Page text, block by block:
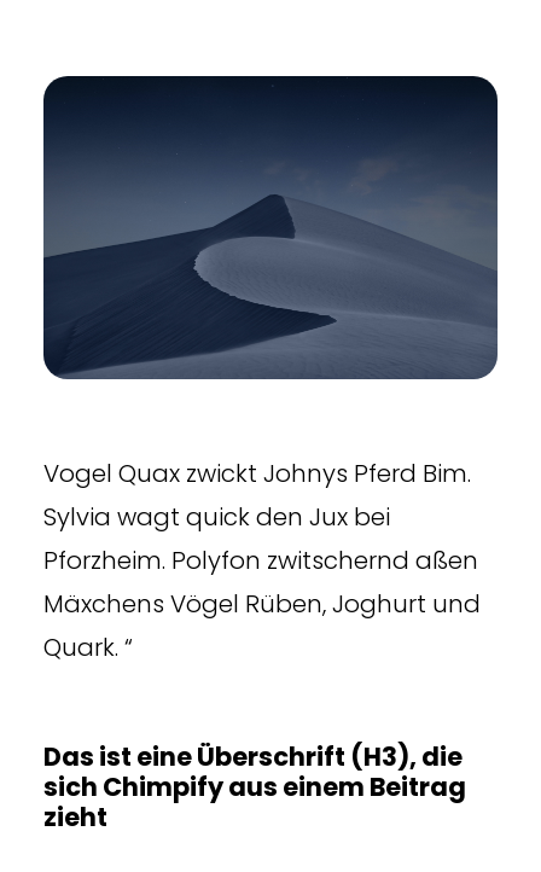
Vogel Quax zwickt Johnys Pferd Bim.
Sylvia wagt quick den Jux bei
Pforzheim. Polyfon zwitschernd aßen
Mäxchens Vögel Rüben, Joghurt und
Quark. “
Das ist eine Überschrift (H3), die
sich Chimpify aus einem Beitrag
zieht